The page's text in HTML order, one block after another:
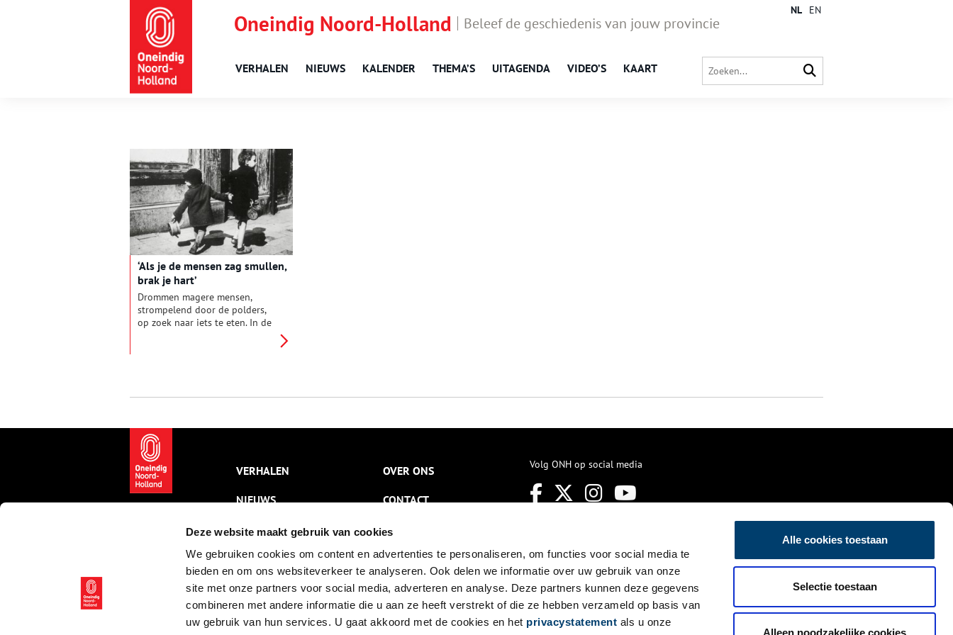
Deze website maakt gebruik van cookies
We gebruiken cookies om content en advertenties te personaliseren, om functies voor social media te
bieden en om ons websiteverkeer te analyseren. Ook delen we informatie over uw gebruik van onze
site met onze partners voor social media, adverteren en analyse. Deze partners kunnen deze gegevens
combineren met andere informatie die u aan ze heeft verstrekt of die ze hebben verzameld op basis van
uw gebruik van hun services. U gaat akkoord met de cookies en het privacystatement als u onze
Alle cookies toestaan
Selectie toestaan
Alleen noodzakelijke cookies
Oneindig Noord-Holland Beleef de geschiedenis van jouw provincie
VERHALEN NIEUWS KALENDER THEMA’S UITAGENDA VIDEO’S KAART
NL EN
‘Als je de mensen zag smullen,
brak je hart’
Drommen magere mensen,
strompelend door de polders,
op zoek naar iets te eten. In de
dagelijkse realiteit voor vrijwel
VERHALEN
NIEUWS
KALENDER
THEMA’S
ACTIVITEITEN
VIDEO’S
OVER ONS
CONTACT
NIEUWSBRIEF
DISCLAIMER
PRIVACY
TOEGANKELIJKHEID
Volg ONH op social media